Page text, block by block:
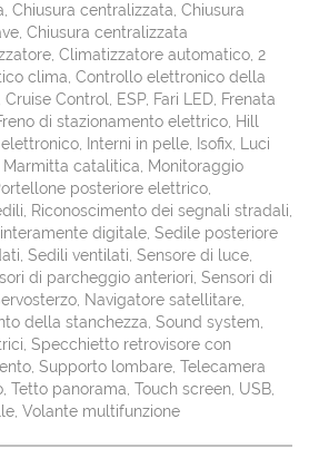
Chiusura centralizzata, Chiusura
Chiusura centralizzata
Climatizzatore automatico, 2
clima, Controllo elettronico della
Control, ESP, Fari LED, Frenata
di stazionamento elettrico, Hill
Interni in pelle, Isofix, Luci
Marmitta catalitica, Monitoraggio
posteriore elettrico,
Riconoscimento dei segnali stradali,
digitale, Sedile posteriore
Sedili ventilati, Sensore di luce,
di parcheggio anteriori, Sensori di
Navigatore satellitare,
della stanchezza, Sound system,
Specchietto retrovisore con
Supporto lombare, Telecamera
panorama, Touch screen, USB,
Volante multifunzione